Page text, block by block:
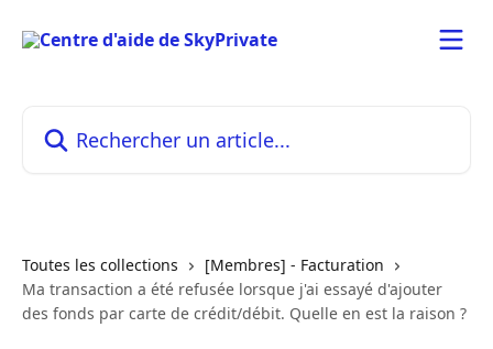
Toutes les collections
[Membres] - Facturation
Ma transaction a été refusée lorsque j'ai essayé d'ajouter
des fonds par carte de crédit/débit. Quelle en est la raison ?